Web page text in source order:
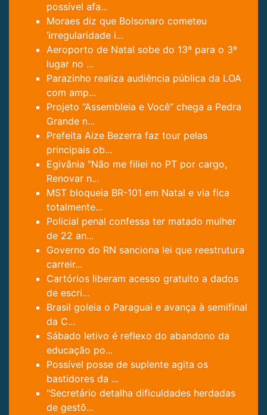
possível afa...
Moraes diz que Bolsonaro cometeu
‘irregularidade i...
Aeroporto de Natal sobe do 13º para o 3º
lugar no ...
Parazinho realiza audiência pública da LOA
com amp...
Projeto “Assembleia e Você” chega a Pedra
Grande n...
Prefeita Aize Bezerra faz tour pelas
principais ob...
Egivânia "Não me filiei no PT por cargo,
Renovar n...
MST bloqueia BR-101 em Natal e via fica
totalmente...
Policial penal confessa ter matado mulher
de 22 an...
Governo do RN sanciona lei que reestrutura
carreir...
Cartórios liberam acesso gratuito a dados
de escri...
Brasil goleia o Paraguai e avança à semifinal
da C...
Sábado letivo é reflexo do abandono da
educação po...
Possível posse de suplente agita os
bastidores da ...
"Secretário detalha dificuldades herdadas
de gestõ...